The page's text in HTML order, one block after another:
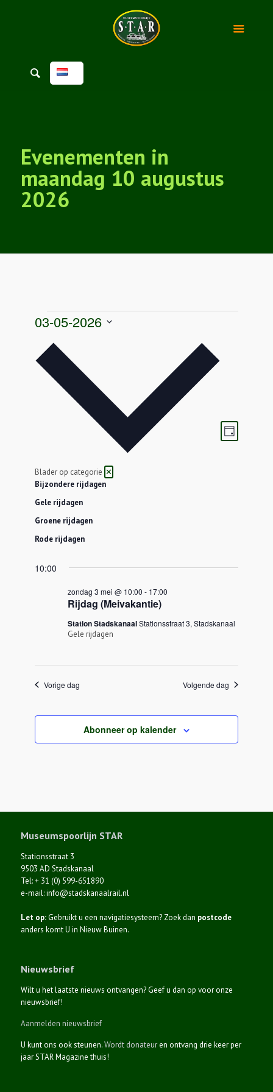
Evenementen in
maandag 10 augustus
2026
Evenementen
in
zondag
3
mei
2026
navigatie
Dag
03-05-2026
een
datum.
Blader op categorie ✕
Bijzondere rijdagen
Gele rijdagen
Groene rijdagen
Rode rijdagen
10:00
Rijdag (Meivakantie)
zondag 3 mei @ 10:00 - 17:00
Station StadskanaalStationsstraat 3, Stadskanaal
Gele rijdagen
Vorige dag Volgende dag
Abonneer op kalender
Museumspoorlijn STAR
Stationsstraat 3
9503 AD Stadskanaal
Tel: + 31 (0) 599-651890
e-mail: info@stadskanaalrail.nl
Let op:Gebruikt u een navigatiesysteem? Zoek dan postcode
anders komt U in Nieuw Buinen.
Nieuwsbrief
Wilt u het laatste nieuws ontvangen? Geef u dan op voor onze
nieuwsbrief!
Aanmelden nieuwsbrief
U kunt ons ook steunen.Wordt donateuren ontvang drie keer per
jaar STAR Magazine thuis!